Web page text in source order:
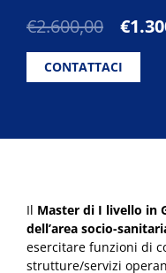
€2.600,00
Il
era:
€
CONTATTACI
Il Master di I livello in
dell’area socio-
esercitare funzioni di
strutture/servizi